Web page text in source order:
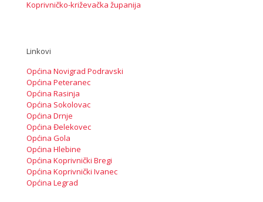
Koprivničko-križevačka županija
Linkovi
Općina Novigrad Podravski
Općina Peteranec
Općina Rasinja
Općina Sokolovac
Općina Drnje
Općina Đelekovec
Općina Gola
Općina Hlebine
Općina Koprivnički Bregi
Općina Koprivnički Ivanec
Općina Legrad